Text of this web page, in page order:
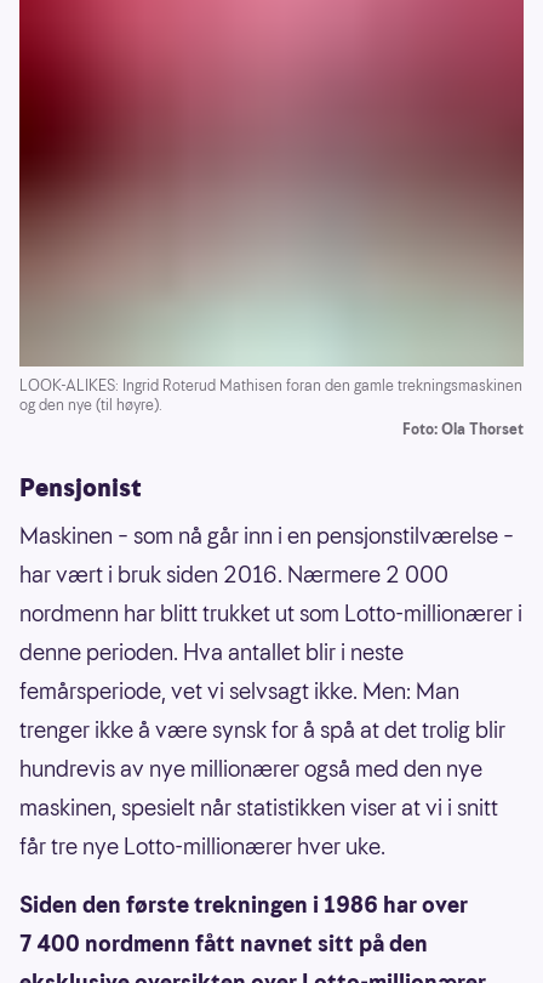
LOOK-ALIKES: Ingrid Roterud Mathisen foran den gamle trekningsmaskinen
og den nye (til høyre).
Foto: Ola Thorset
Pensjonist
Maskinen – som nå går inn i en pensjonstilværelse –
har vært i bruk siden 2016. Nærmere 2 000
nordmenn har blitt trukket ut som Lotto-millionærer i
denne perioden. Hva antallet blir i neste
femårsperiode, vet vi selvsagt ikke. Men: Man
trenger ikke å være synsk for å spå at det trolig blir
hundrevis av nye millionærer også med den nye
maskinen, spesielt når statistikken viser at vi i snitt
får tre nye Lotto-millionærer hver uke.
Siden den første trekningen i 1986 har over
7 400 nordmenn fått navnet sitt på den